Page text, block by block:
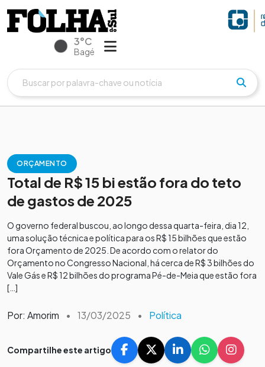
3°C
Bagé
ORÇAMENTO
Total de R$ 15 bi estão fora do teto
de gastos de 2025
O governo federal buscou, ao longo dessa quarta-feira, dia 12,
uma solução técnica e política para os R$ 15 bilhões que estão
fora Orçamento de 2025. De acordo com o relator do
Orçamento no Congresso Nacional, há cerca de R$ 3 bilhões do
Vale Gás e R$ 12 bilhões do programa Pé-de-Meia que estão fora
[…]
Por: Amorim • 13/03/2025 • Política
Compartilhe este artigo